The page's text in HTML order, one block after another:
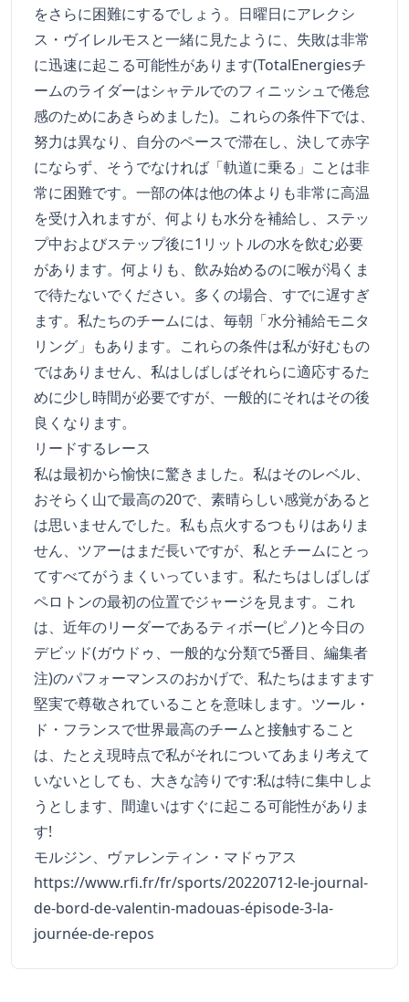
をさらに困難にするでしょう。日曜日にアレクシ
ス・ヴイレルモスと一緒に見たように、失敗は非常
に迅速に起こる可能性があります(TotalEnergiesチ
ームのライダーはシャテルでのフィニッシュで倦怠
感のためにあきらめました)。これらの条件下では、
努力は異なり、自分のペースで滞在し、決して赤字
にならず、そうでなければ「軌道に乗る」ことは非
常に困難です。一部の体は他の体よりも非常に高温
を受け入れますが、何よりも水分を補給し、ステッ
プ中およびステップ後に1リットルの水を飲む必要
があります。何よりも、飲み始めるのに喉が渇くま
で待たないでください。多くの場合、すでに遅すぎ
ます。私たちのチームには、毎朝「水分補給モニタ
リング」もあります。これらの条件は私が好むもの
ではありません、私はしばしばそれらに適応するた
めに少し時間が必要ですが、一般的にそれはその後
良くなります。
リードするレース
私は最初から愉快に驚きました。私はそのレベル、
おそらく山で最高の20で、素晴らしい感覚があると
は思いませんでした。私も点火するつもりはありま
せん、ツアーはまだ長いですが、私とチームにとっ
てすべてがうまくいっています。私たちはしばしば
ペロトンの最初の位置でジャージを見ます。これ
は、近年のリーダーであるティボー(ピノ)と今日の
デビッド(ガウドゥ、一般的な分類で5番目、編集者
注)のパフォーマンスのおかげで、私たちはますます
堅実で尊敬されていることを意味します。ツール・
ド・フランスで世界最高のチームと接触すること
は、たとえ現時点で私がそれについてあまり考えて
いないとしても、大きな誇りです:私は特に集中しよ
うとします、間違いはすぐに起こる可能性がありま
す!
モルジン、ヴァレンティン・マドゥアス
https://www.rfi.fr/fr/sports/20220712-le-journal-
de-bord-de-valentin-madouas-épisode-3-la-
journée-de-repos